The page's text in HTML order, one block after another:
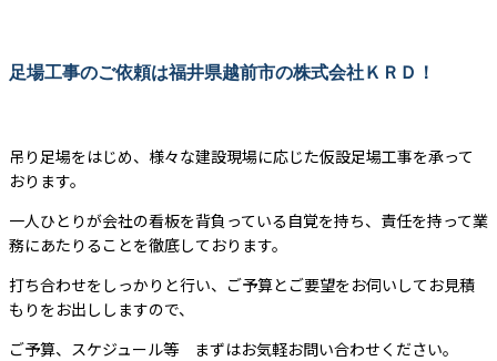
足場工事のご依頼は福井県越前市の株式会社ＫＲＤ！
吊り足場をはじめ、様々な建設現場に応じた仮設足場工事を承って
おります。
一人ひとりが会社の看板を背負っている自覚を持ち、責任を持って業
務にあたりることを徹底しております。
打ち合わせをしっかりと行い、ご予算とご要望をお伺いしてお見積
もりをお出ししますので、
ご予算、スケジュール等 まずはお気軽お問い合わせください。